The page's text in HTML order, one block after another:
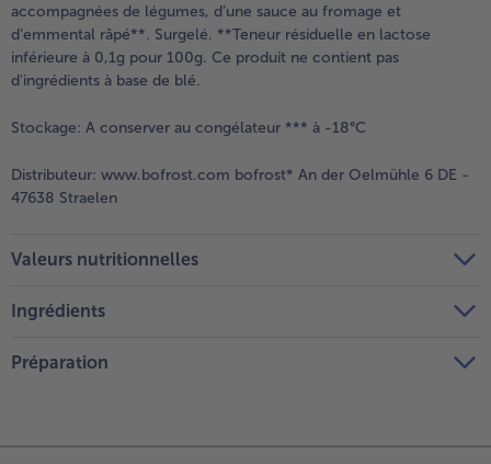
accompagnées de légumes, d’une sauce au fromage et
d’emmental râpé**. Surgelé. **Teneur résiduelle en lactose
inférieure à 0,1g pour 100g. Ce produit ne contient pas
d'ingrédients à base de blé.
Stockage: A conserver au congélateur *** à -18°C
Distributeur: www.bofrost.com bofrost* An der Oelmühle 6 DE -
47638 Straelen
Valeurs nutritionnelles
Ingrédients
Préparation